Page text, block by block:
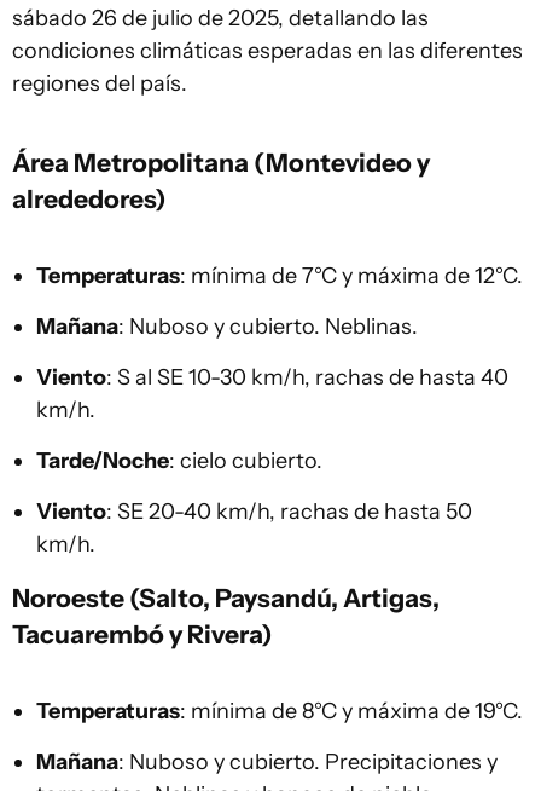
sábado 26 de julio de 2025, detallando las
condiciones climáticas esperadas en las diferentes
regiones del país.
Área Metropolitana (Montevideo y
alrededores)
Temperaturas: mínima de 7°C y máxima de 12°C.
Mañana: Nuboso y cubierto. Neblinas.
Viento: S al SE 10-30 km/h, rachas de hasta 40
km/h.
Tarde/Noche: cielo cubierto.
Viento: SE 20-40 km/h, rachas de hasta 50
km/h.
Noroeste (Salto, Paysandú, Artigas,
Tacuarembó y Rivera)
Temperaturas: mínima de 8°C y máxima de 19°C.
Mañana: Nuboso y cubierto. Precipitaciones y